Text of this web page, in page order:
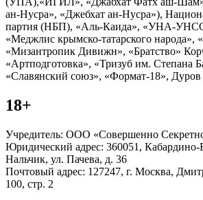
ан-Нусра», «Джебхат ан-Нусра»),
партия (НБП), «Аль-Каида», «УНА-
«Меджлис крымско-татарского народа»,
«Мизантропик Дивижн», «Братство»
«Артподготовка», «Тризуб им. Степана
«Славянский союз», «Формат-18», Дуров
18+
Учредитель: ООО «Совершенно
Юридический адрес: 360051, Кабардино-
Нальчик, ул. Пачева, д. 36
Почтовый адрес: 127247, г. Москва,
100, стр. 2